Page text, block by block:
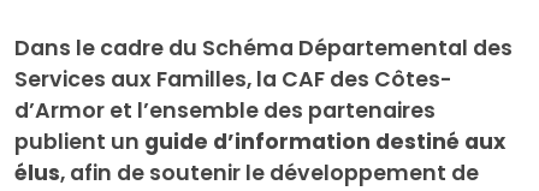
Dans le cadre du Schéma Départemental des
Services aux Familles, la CAF des Côtes-
d’Armor et l’ensemble des partenaires
publient un guide d’information destiné aux
élus, afin de soutenir le développement de